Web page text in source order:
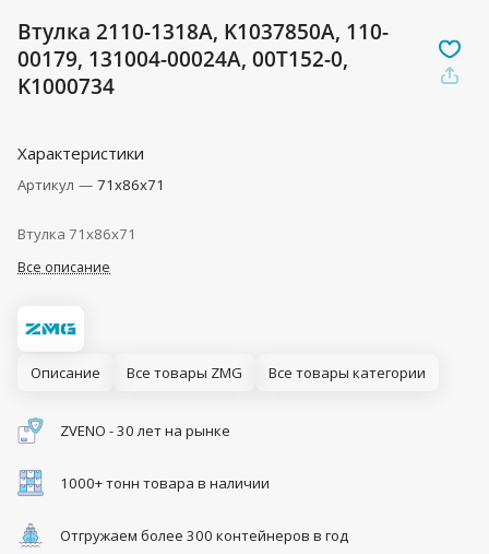
Втулка 2110-1318A, K1037850A, 110-
00179, 131004-00024A, 00T152-0,
K1000734
Характеристики
Артикул — 71x86x71
Втулка 71x86x71
Все описание
Описание Все товары ZMG Все товары категории
ZVENO - 30 лет на рынке
1000+ тонн товара в наличии
Отгружаем более 300 контейнеров в год